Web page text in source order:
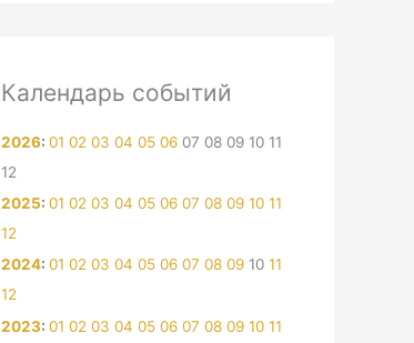
Календарь событий
2026: 01 02 03 04 05 06 07 08 09 10 11
12
2025: 01 02 03 04 05 06 07 08 09 10 11
12
2024: 01 02 03 04 05 06 07 08 09 10 11
12
2023: 01 02 03 04 05 06 07 08 09 10 11